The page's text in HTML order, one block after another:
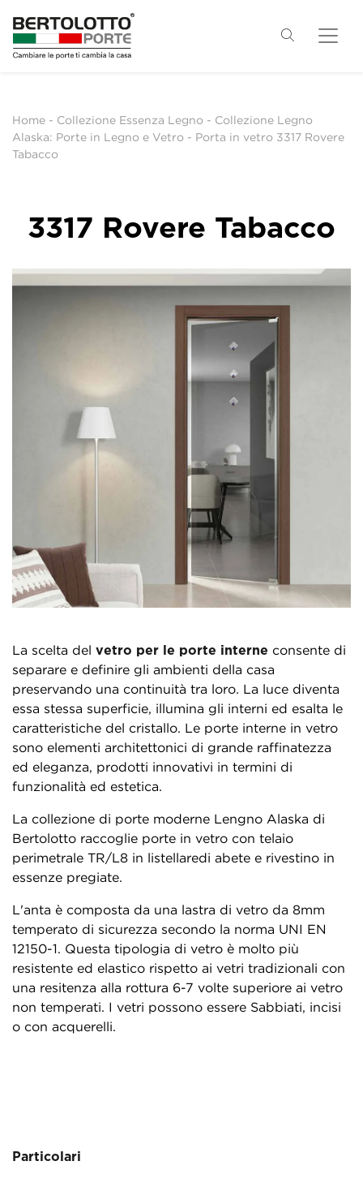
Home - Collezione Essenza Legno - Collezione Legno
Alaska: Porte in Legno e Vetro - Porta in vetro 3317 Rovere
Tabacco
3317 Rovere Tabacco
La scelta del vetro per le porte interne consente di
separare e definire gli ambienti della casa
preservando una continuità tra loro. La luce diventa
essa stessa superficie, illumina gli interni ed esalta le
caratteristiche del cristallo. Le porte interne in vetro
sono elementi architettonici di grande raffinatezza
ed eleganza, prodotti innovativi in termini di
funzionalità ed estetica.
La collezione di porte moderne Lengno Alaska di
Bertolotto raccoglie porte in vetro con telaio
perimetrale TR/L8 in listellaredi abete e rivestino in
essenze pregiate.
L'anta è composta da una lastra di vetro da 8mm
temperato di sicurezza secondo la norma UNI EN
12150-1. Questa tipologia di vetro è molto più
resistente ed elastico rispetto ai vetri tradizionali con
una resitenza alla rottura 6-7 volte superiore ai vetro
non temperati. I vetri possono essere Sabbiati, incisi
o con acquerelli.
Particolari